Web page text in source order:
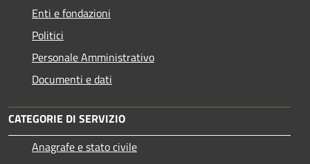
Enti e fondazioni
Politici
Personale Amministrativo
Documenti e dati
CATEGORIE DI SERVIZIO
Anagrafe e stato civile